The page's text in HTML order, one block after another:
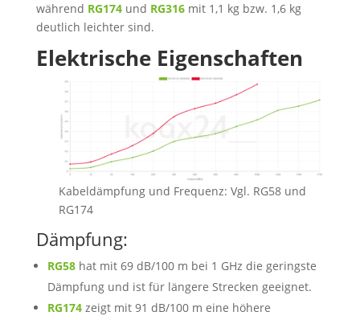
während RG174und RG316mit 1,1 kg bzw. 1,6 kg
deutlich leichter sind.
Elektrische Eigenschaften
Kabeldämpfung und Frequenz: Vgl. RG58 und
RG174
Dämpfung:
RG58hat mit 69 dB/100 m bei 1 GHz die geringste
Dämpfung und ist für längere Strecken geeignet.
RG174zeigt mit 91 dB/100 m eine höhere